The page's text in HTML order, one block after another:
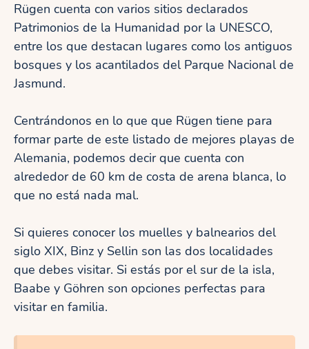
Rügen cuenta con varios sitios declarados
Patrimonios de la Humanidad por la UNESCO,
entre los que destacan lugares como los antiguos
bosques y los acantilados del Parque Nacional de
Jasmund.
Centrándonos en lo que que Rügen tiene para
formar parte de este listado de mejores playas de
Alemania, podemos decir que cuenta con
alrededor de 60 km de costa de arena blanca, lo
que no está nada mal.
Si quieres conocer los muelles y balnearios del
siglo XIX, Binz y Sellin son las dos localidades
que debes visitar. Si estás por el sur de la isla,
Baabe y Göhren son opciones perfectas para
visitar en familia.